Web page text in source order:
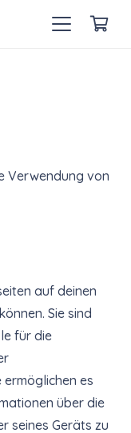
Verwendung von
auf deinen
Sie sind
für die
es
über die
seines Geräts zu